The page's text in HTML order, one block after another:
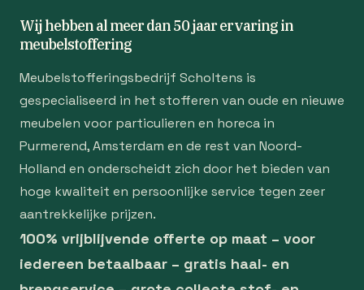
Wij hebben al meer dan 50 jaar ervaring in
meubelstoffering
Meubelstofferingsbedrijf Scholtens is
gespecialiseerd in het stofferen van oude en nieuwe
meubelen voor particulieren en horeca in
Purmerend, Amsterdam en de rest van Noord-
Holland en onderscheidt zich door het bieden van
hoge kwaliteit en persoonlijke service tegen zeer
aantrekkelijke prijzen.
100% vrijblijvende offerte op maat – voor
iedereen betaalbaar – gratis haal- en